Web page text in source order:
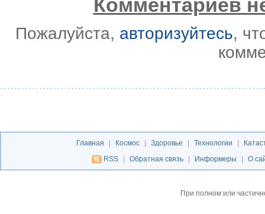
Комментариев
Пожалуйста, авторизуйтесь,
Главная | Космос | Здоровье | Технологии |
RSS
| Обратная связь | Информеры | О
При полном или